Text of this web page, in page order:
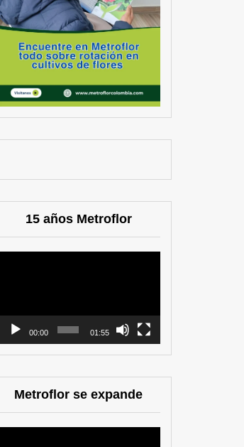
15 años Metroflor
00:00 01:55
Metroflor se expande